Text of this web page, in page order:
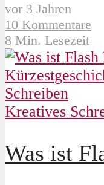
vor 3 Jahren
10 Kommentare
8 Min. Lesezeit
Kreatives
Was ist